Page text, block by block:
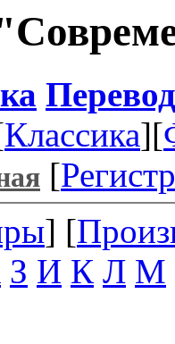
Классика][
[
] [
З И К Л М